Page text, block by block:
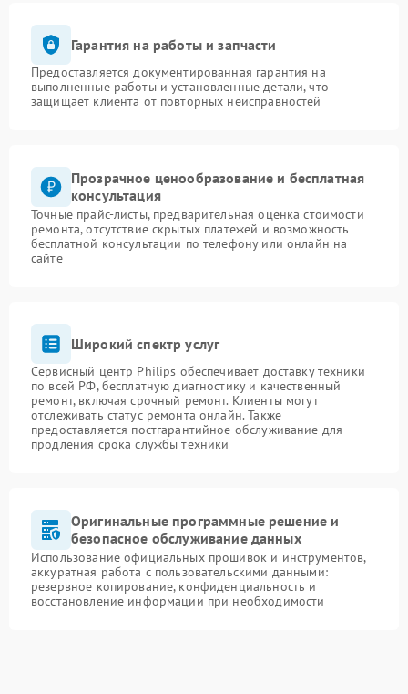
Гарантия на работы и запчасти
Предоставляется документированная гарантия на
выполненные работы и установленные детали, что
защищает клиента от повторных неисправностей
Прозрачное ценообразование и бесплатная
консультация
Точные прайс-листы, предварительная оценка стоимости
ремонта, отсутствие скрытых платежей и возможность
бесплатной консультации по телефону или онлайн на
сайте
Широкий спектр услуг
Сервисный центр Philips обеспечивает доставку техники
по всей РФ, бесплатную диагностику и качественный
ремонт, включая срочный ремонт. Клиенты могут
отслеживать статус ремонта онлайн. Также
предоставляется постгарантийное обслуживание для
продления срока службы техники
Оригинальные программные решение и
безопасное обслуживание данных
Использование официальных прошивок и инструментов,
аккуратная работа с пользовательскими данными:
резервное копирование, конфиденциальность и
восстановление информации при необходимости